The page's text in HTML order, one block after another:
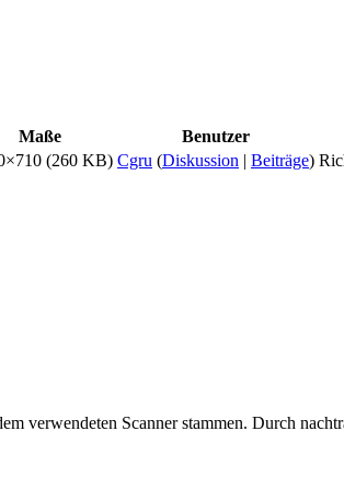
Maße Benutzer
(260 KB) Cgru (Diskussion | Beiträge)
verwendeten Scanner stammen. Durch